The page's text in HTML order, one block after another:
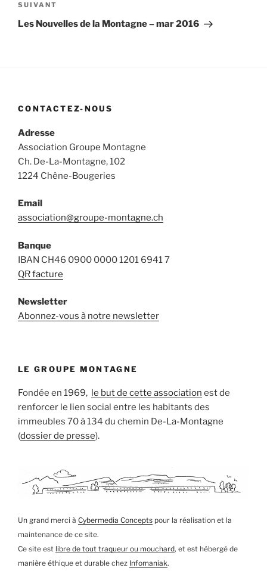
Article
suivant
SUIVANT
Les Nouvelles de la Montagne – mar 2016
CONTACTEZ-NOUS
Adresse
Association Groupe Montagne
Ch. De-La-Montagne, 102
1224 Chêne-Bougeries
Email
association@groupe-montagne.ch
Banque
IBAN CH46 0900 0000 1201 6941 7
QR facture
Newsletter
Abonnez-vous à notre newsletter
LE GROUPE MONTAGNE
Fondée en 1969, le but de cette association est de
renforcer le lien social entre les habitants des
immeubles 70 à 134 du chemin De-La-Montagne
(dossier de presse).
Un grand merci à Cybermedia Concepts pour la réalisation et la
maintenance de ce site.
Ce site est libre de tout traqueur ou mouchard, et est hébergé de
manière éthique et durable chez Infomaniak.